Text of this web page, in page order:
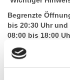
Begrenzte
bis 20:30 Uhr
08:00 bis 18:00